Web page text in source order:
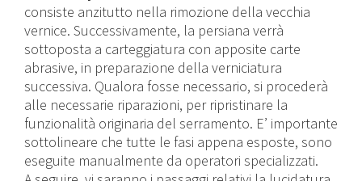
consiste anzitutto nella rimozione della vecchia
vernice. Successivamente, la persiana verrà
sottoposta a carteggiatura con apposite carte
abrasive, in preparazione della verniciatura
successiva. Qualora fosse necessario, si procederà
alle necessarie riparazioni, per ripristinare la
funzionalità originaria del serramento. E’ importante
sottolineare che tutte le fasi appena esposte, sono
eseguite manualmente da operatori specializzati.